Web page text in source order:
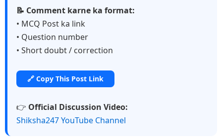
📝 Comment karne ka format:
• MCQ Post ka link
• Question number
• Short doubt / correction
🔗 Copy This Post Link
👉 Official Discussion Video:
Shiksha247 YouTube Channel